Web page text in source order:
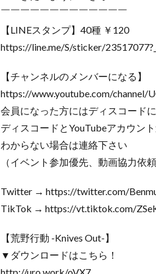
￣￣￣￣￣￣￣￣￣￣￣￣￣
【LINEスタンプ】40種 ￥120
https://line.me/S/sticker/
【チャンネルのメンバーになる】
https://www.youtube.com/channel/
会員になった方にはディスコード
ディスコードとYouTubeアカウン
わからない場合は連絡下さい
（イベント参加優先、動画協力依頼
Twitter → https://twitter.com/
TikTok → https://vt.tiktok.com/
【荒野行動 -Knives Out-】
▼ダウンロードはこちら！